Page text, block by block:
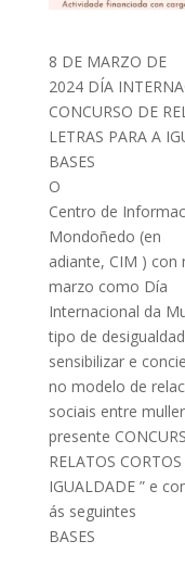
8 DE MARZO DE
2024 DÍA
CONCURSO DE
LETRAS PARA A
BASES
O
Centro de
Mondoñedo (en
adiante, CIM )
marzo como Día
Internacional da
tipo de
sensibilizar e
no modelo de
sociais entre
presente
RELATOS
IGUALDADE ” e
ás seguintes
BASES